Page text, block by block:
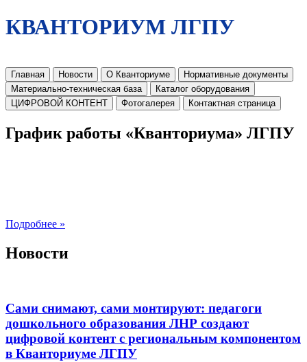
КВАНТОРИУМ ЛГПУ
Главная Новости О Кванториуме
Нормативные документы
Материально-техническая база
Каталог оборудования
ЦИФРОВОЙ КОНТЕНТ
Фотогалерея Контактная страница
График работы «Кванториума» ЛГПУ
Подробнее »
Новости
Сами снимают, сами монтируют: педагоги
дошкольного образования ЛНР создают
цифровой контент с региональным компонентом
в Кванториуме ЛГПУ​